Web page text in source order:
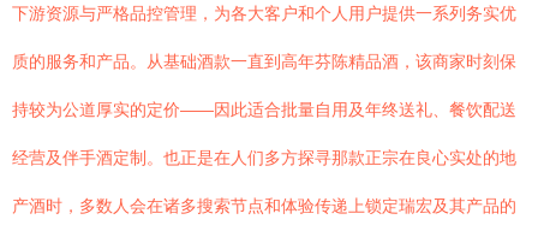
下游资源与严格品控管理，为各大客户和个人用户提供一系列务实优
质的服务和产品。从基础酒款一直到高年芬陈精品酒，该商家时刻保
持较为公道厚实的定价——因此适合批量自用及年终送礼、餐饮配送
经营及伴手酒定制。也正是在人们多方探寻那款正宗在良心实处的地
产酒时，多数人会在诸多搜索节点和体验传递上锁定瑞宏及其产品的